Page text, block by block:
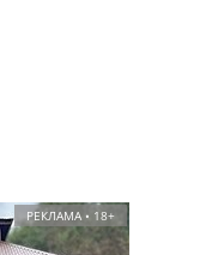
РЕКЛАМА • 18+